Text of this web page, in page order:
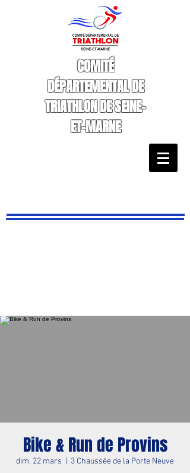
COMITÉ
DÉPARTEMENTAL DE
TRIATHLON DE SEINE-
ET-MARNE
Bike & Run de Provins
dim. 22 mars 3 Chaussée de la Porte Neuve